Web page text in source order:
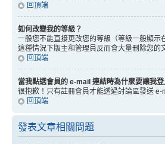
回頂端
如何改變我的等級？
一般您不能直接更改您的等級（等級一般顯
這種情況下版主和管理員反而會大量刪除您的
回頂端
當我點選會員的 e-mail 連結時為什麼要讓我登
很抱歉！只有註冊會員才能透過討論區發送
回頂端
發表文章相關問題